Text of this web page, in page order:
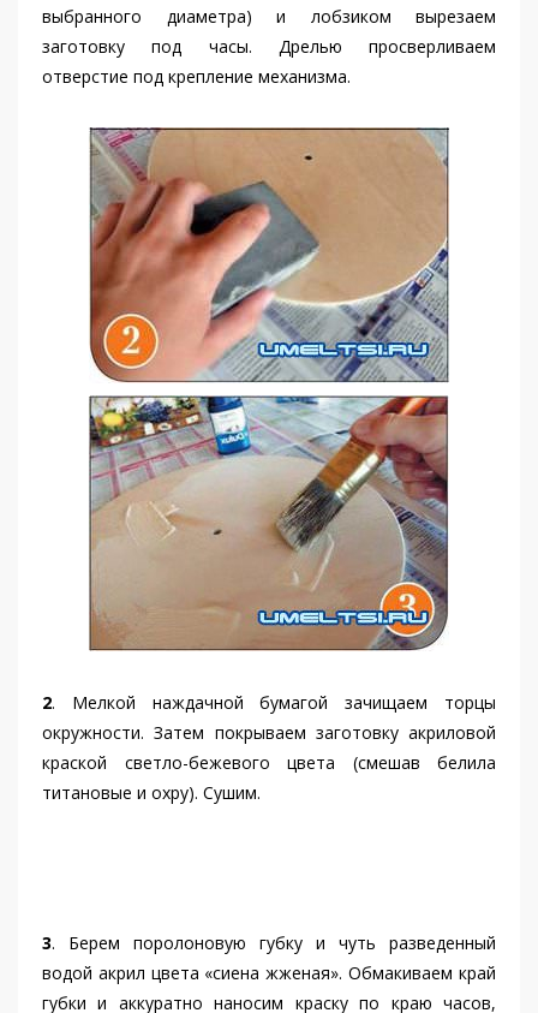
выбранного диаметра) и лобзиком вырезаем
заготовку под часы. Дрелью просверливаем
отверстие под крепление механизма.
2. Мелкой наждачной бумагой зачищаем торцы
окружности. Затем покрываем заготовку акриловой
краской светло-бежевого цвета (смешав белила
титановые и охру). Сушим.
3. Берем поролоновую губку и чуть разведенный
водой акрил цвета «сиена жженая». Обмакиваем край
губки и аккуратно наносим краску по краю часов,